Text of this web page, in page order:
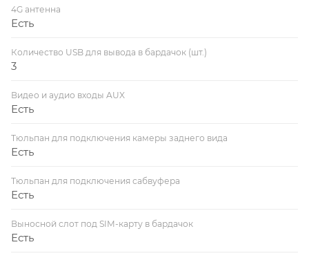
4G антенна
Есть
Количество USB для вывода в бардачок (шт.)
3
Видео и аудио входы AUX
Есть
Тюльпан для подключения камеры заднего вида
Есть
Тюльпан для подключения сабвуфера
Есть
Выносной слот под SIM-карту в бардачок
Есть